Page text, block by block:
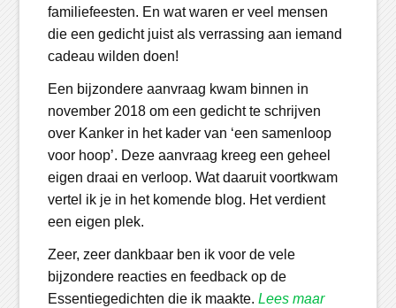
familiefeesten. En wat waren er veel mensen
die een gedicht juist als verrassing aan iemand
cadeau wilden doen!
Een bijzondere aanvraag kwam binnen in
november 2018 om een gedicht te schrijven
over Kanker in het kader van ‘een samenloop
voor hoop’. Deze aanvraag kreeg een geheel
eigen draai en verloop. Wat daaruit voortkwam
vertel ik je in het komende blog. Het verdient
een eigen plek.
Zeer, zeer dankbaar ben ik voor de vele
bijzondere reacties en feedback op de
Essentiegedichten die ik maakte. Lees maar